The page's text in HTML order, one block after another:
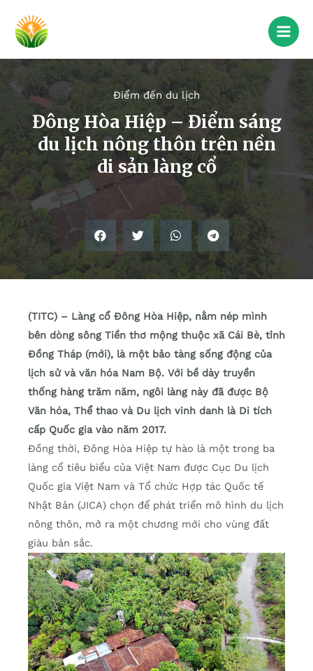
Điểm đến du lịch
Đông Hòa Hiệp – Điểm sáng
du lịch nông thôn trên nền
di sản làng cổ
(TITC) – Làng cổ Đông Hòa Hiệp, nằm nép mình
bên dòng sông Tiền thơ mộng thuộc xã Cái Bè, tỉnh
Đồng Tháp (mới), là một bảo tàng sống động của
lịch sử và văn hóa Nam Bộ. Với bề dày truyền
thống hàng trăm năm, ngôi làng này đã được Bộ
Văn hóa, Thể thao và Du lịch vinh danh là Di tích
cấp Quốc gia vào năm 2017.
Đồng thời, Đông Hòa Hiệp tự hào là một trong ba
làng cổ tiêu biểu của Việt Nam được Cục Du lịch
Quốc gia Việt Nam và Tổ chức Hợp tác Quốc tế
Nhật Bản (JICA) chọn để phát triển mô hình du lịch
nông thôn, mở ra một chương mới cho vùng đất
giàu bản sắc.